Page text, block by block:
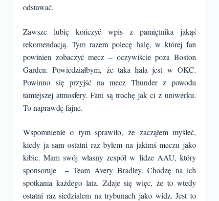
odstawać.
Zawsze lubię kończyć wpis z pamiętnika jakąś
rekomendacją. Tym razem polecę halę, w której fan
powinien zobaczyć mecz – oczywiście poza Boston
Garden. Powiedziałbym, że taka hala jest w OKC.
Powinno się przyjść na mecz Thunder z powodu
tamtejszej atmosfery. Fani są trochę jak ci z uniwerku.
To naprawdę fajne.
Wspomnienie o tym sprawiło, że zacząłem myśleć,
kiedy ja sam ostatni raz byłem na jakimś meczu jako
kibic. Mam swój własny zespół w lidze AAU, który
sponsoruje – Team Avery Bradley. Chodzę na ich
spotkania każdego lata. Zdaje się więc, że to wtedy
ostatni raz siedziałem na trybunach jako widz. Jest to